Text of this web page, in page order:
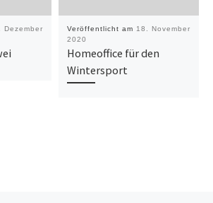
Dezember
Veröffentlicht am 18. November
2020
Homeoffice für den
Wintersport